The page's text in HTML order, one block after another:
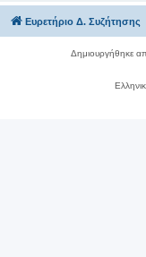
Ευρετήριο Δ. Συζήτησης
Δημιουργήθηκε